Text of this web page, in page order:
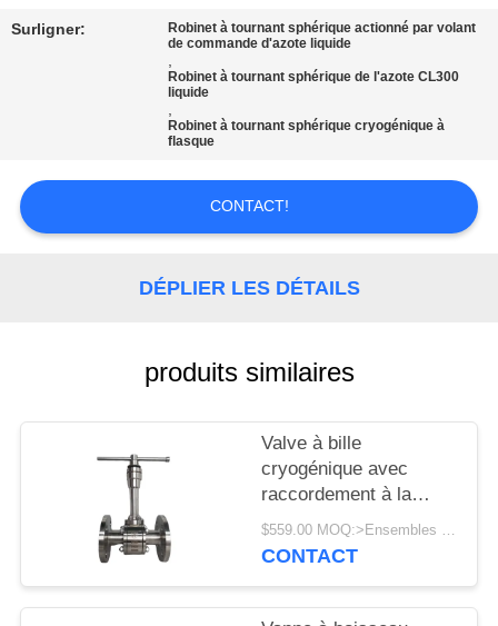
CONTACTEZ-
NOUVELLES
CAS
DEMANDEZ
PLAN
POLITIQUE
DE
Surligner:
Robinet à tournant sphérique actionné par volant
de commande d'azote liquide
,
Robinet à tournant sphérique de l'azote CL300
liquide
,
Robinet à tournant sphérique cryogénique à
flasque
CONTACT!
DÉPLIER LES DÉTAILS
produits similaires
Valve à bille
cryogénique avec
raccordement à la
bride et fonctionnement
du roue à main adaptée
$559.00 MOQ:>Ensembles =1
CONTACT